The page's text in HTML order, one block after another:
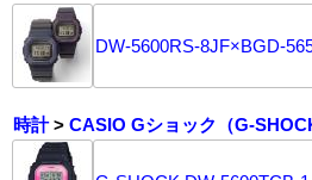
DW-5600RS-8JF×BGD-
時計> CASIO Gショック（G-